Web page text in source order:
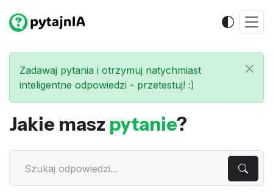
Zadawaj pytania i otrzymuj natychmiast
inteligentne odpowiedzi - przetestuj! :)
Jakie masz pytanie?